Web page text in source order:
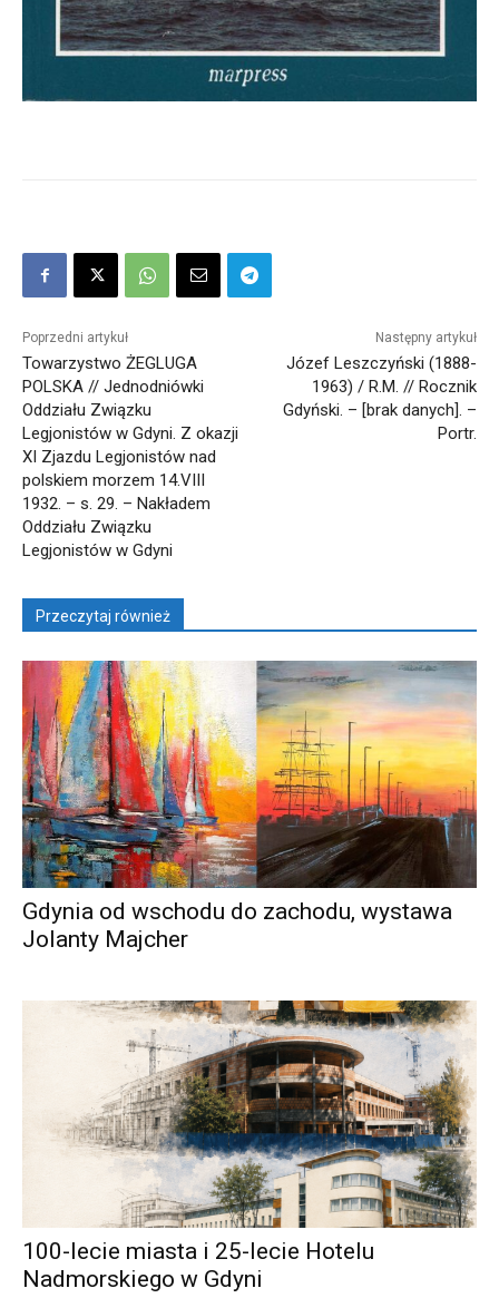
Poprzedni artykuł
Towarzystwo ŻEGLUGA
POLSKA // Jednodniówki
Oddziału Związku
Legjonistów w Gdyni. Z okazji
XI Zjazdu Legjonistów nad
polskiem morzem 14.VIII
1932. – s. 29. – Nakładem
Oddziału Związku
Legjonistów w Gdyni
Następny artykuł
Józef Leszczyński (1888-
1963) / R.M. // Rocznik
Gdyński. – [brak danych]. –
Portr.
Przeczytaj również
Gdynia od wschodu do zachodu, wystawa
Jolanty Majcher
100-lecie miasta i 25-lecie Hotelu
Nadmorskiego w Gdyni